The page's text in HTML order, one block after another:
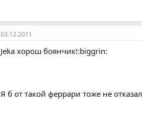
03.12.2011
Jeka хорош боянчик!:biggrin:
Я б от такой феррари тоже не